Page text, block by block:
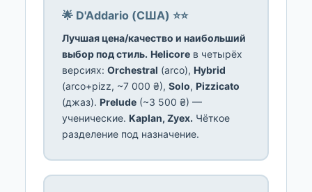
🌟 D'Addario (США) ⭐⭐
Лучшая цена/качество и наибольший
выбор под стиль. Helicore в четырёх
версиях: Orchestral (arco), Hybrid
(arco+pizz, ~7 000 ₴), Solo, Pizzicato
(джаз). Prelude (~3 500 ₴) —
ученические. Kaplan, Zyex. Чёткое
разделение под назначение.